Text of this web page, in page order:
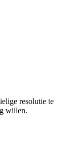
resolutie te
willen.